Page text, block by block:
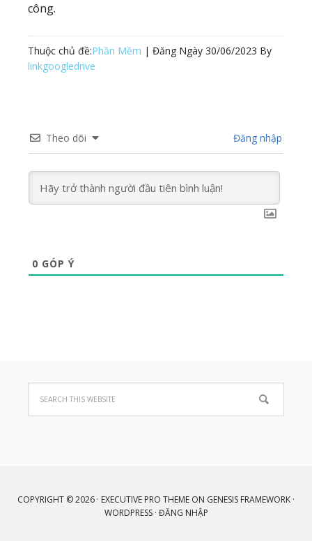
công.
Thuộc chủ đề:Phần Mềm | Đăng Ngày 30/06/2023 By
linkgoogledrive
Theo dõi Đăng nhập
0 GÓP Ý
COPYRIGHT © 2026 · EXECUTIVE PRO THEME ON GENESIS FRAMEWORK ·
WORDPRESS· ĐĂNG NHẬP